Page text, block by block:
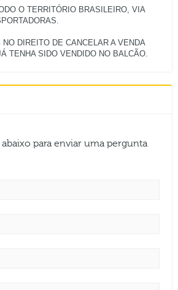
O TERRITÓRIO BRASILEIRO, VIA
DIREITO DE CANCELAR A VENDA
para enviar uma pergunta